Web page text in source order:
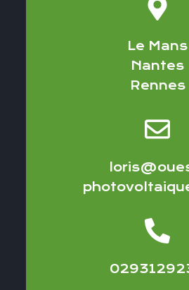
Le Mans
Nantes
Rennes